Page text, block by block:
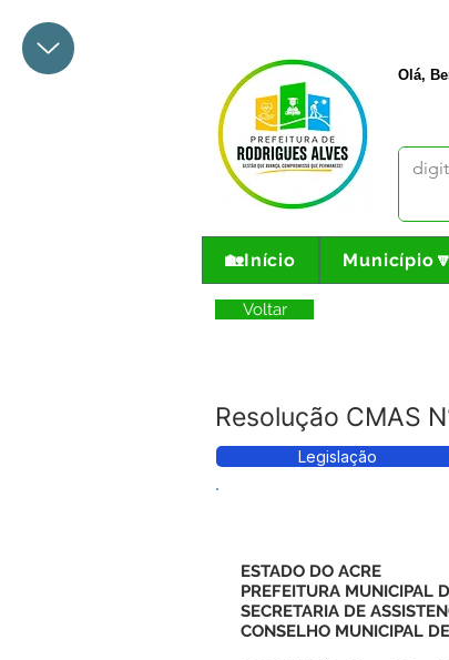
Olá,
🏡Início Município🔽
Voltar
Resolução CMAS
Legislação
ESTADO DO ACRE
PREFEITURA MUNICIPAL
SECRETARIA DE
CONSELHO MUNICIPAL